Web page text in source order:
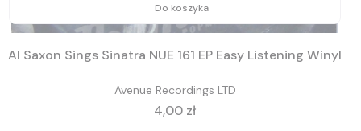
Do koszyka
Al Saxon Sings Sinatra NUE 161 EP Easy Listening Winyl
Avenue Recordings LTD
Cena
4,00 zł